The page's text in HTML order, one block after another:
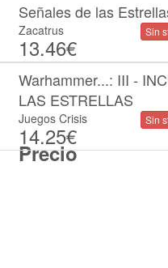
Precio
Señales de las
Zacatrus
13.46€
Sin
Warhammer...: III -
LAS ESTRELLAS
Juegos Crisis
14.25€
Sin